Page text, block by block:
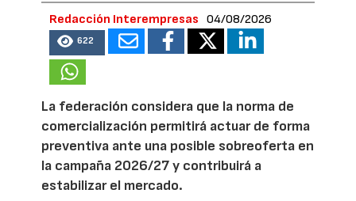
Redacción Interempresas 04/08/2026
622
La federación considera que la norma de
comercialización permitirá actuar de forma
preventiva ante una posible sobreoferta en
la campaña 2026/27 y contribuirá a
estabilizar el mercado.